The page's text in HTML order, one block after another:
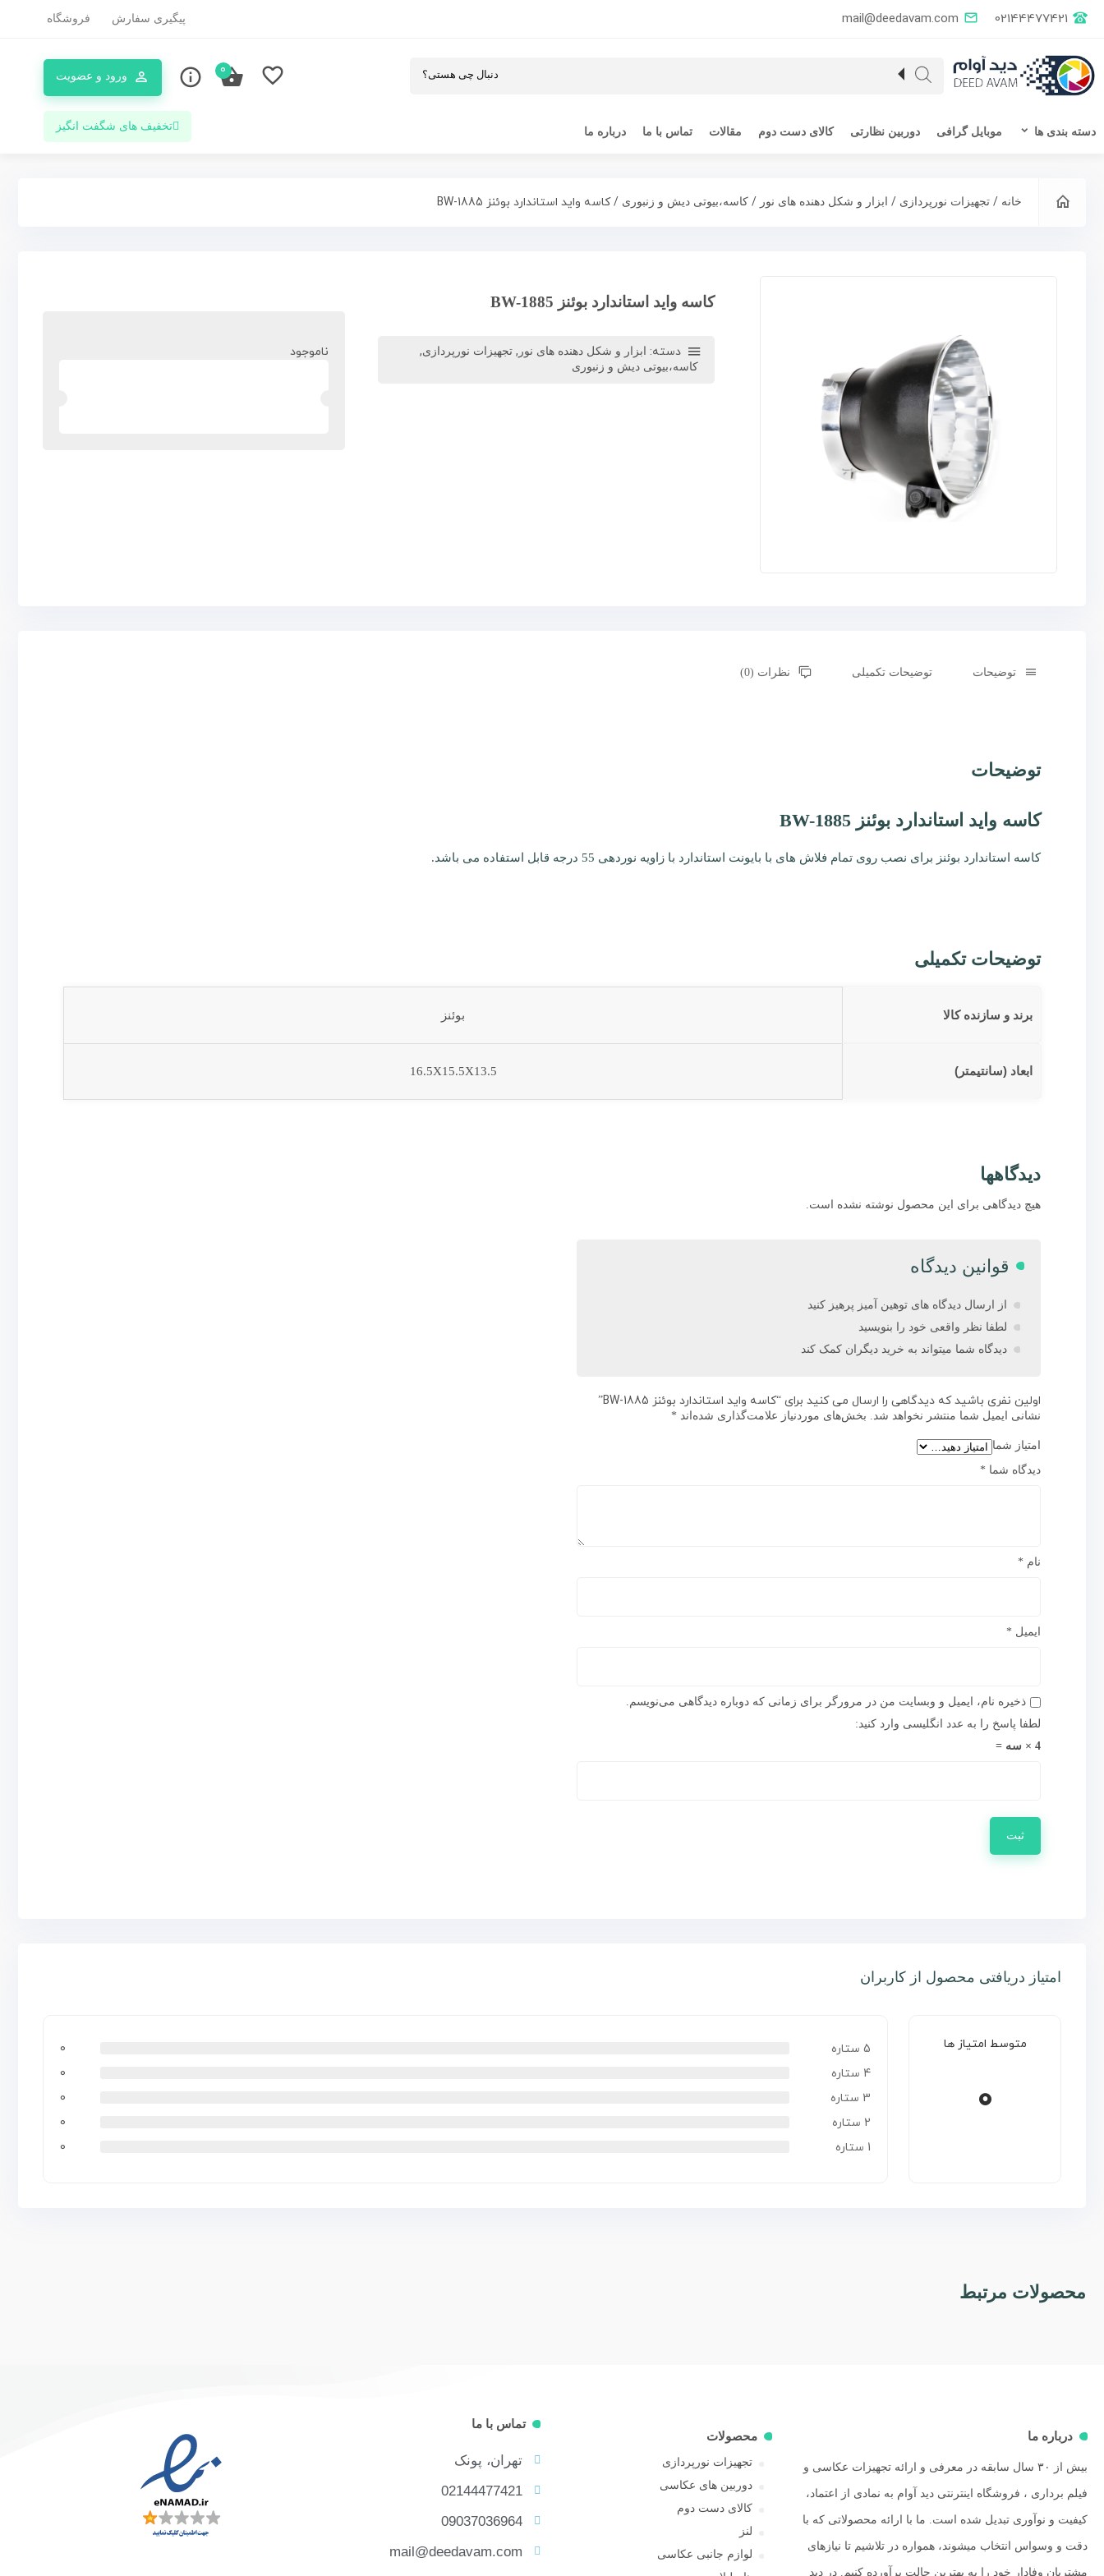
mail@deedavam.com 02144477421 پیگیری سفارش فروشگاه
ورود و عضویت 0
دسته بندی ها موبایل گرافی دوربین نظارتی کالای دست دوم مقالات تماس با ما درباره ما تخفیف های شگفت انگیز
خانه / تجهیزات نورپردازی / ابزار و شکل دهنده های نور / کاسه،بیوتی دیش و زنبوری / کاسه واید استاندارد بوئنز BW-1885
کاسه واید استاندارد بوئنز BW-1885
دسته: ابزار و شکل دهنده های نور , تجهیزات نورپردازی,
کاسه،بیوتی دیش و زنبوری
ناموجود
توضیحات توضیحات تکمیلی نظرات (0)
توضیحات
کاسه واید استاندارد بوئنز BW-1885
کاسه استاندارد بوئنز برای نصب روی تمام فلاش های با بایونت استاندارد با زاویه نوردهی 55 درجه قابل استفاده می باشد.
توضیحات تکمیلی
برند و سازنده کالا بوئنز
ابعاد (سانتیمتر) 16.5X15.5X13.5
دیدگاهها
هیچ دیدگاهی برای این محصول نوشته نشده است.
قوانین دیدگاه
از ارسال دیدگاه های توهین آمیز پرهیز کنید
لطفا نظر واقعی خود را بنویسید
دیدگاه شما میتواند به خرید دیگران کمک کند
اولین نفری باشید که دیدگاهی را ارسال می کنید برای “کاسه واید استاندارد بوئنز BW-1885”
نشانی ایمیل شما منتشر نخواهد شد. بخش‌های موردنیاز علامت‌گذاری شده‌اند *
امتیاز شما
دیدگاه شما *
نام *
ایمیل *
ذخیره نام، ایمیل و وبسایت من در مرورگر برای زمانی که دوباره دیدگاهی می‌نویسم.
لطفا پاسخ را به عدد انگلیسی وارد کنید:
4 × سه =
امتیاز دریافتی محصول از کاربران
متوسط امتیاز ها
0
5 ستاره
0
4 ستاره
0
3 ستاره
0
2 ستاره
0
1 ستاره
0
محصولات مرتبط
درباره ما
بیش از ۳۰ سال سابقه در معرفی و ارائه تجهیزات عکاسی و
فیلم برداری ، فروشگاه اینترنتی دید آوام به نمادی از اعتماد،
کیفیت و نوآوری تبدیل شده است. ما با ارائه محصولاتی که با
دقت و وسواس انتخاب میشوند، همواره در تلاشیم تا نیازهای
مشتریان وفادار خود را به بهترین حالت برآورده کنیم. در دید
محصولات
تجهیزات نورپردازی
دوربین های عکاسی
کالای دست دوم
لنز
لوازم جانبی عکاسی
تماس با ما
تهران، پونک
02144477421
09037036964
mail@deedavam.com